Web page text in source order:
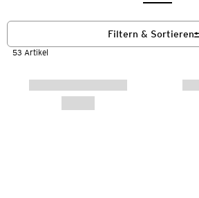
53 Artikel
Filtern & Sortieren